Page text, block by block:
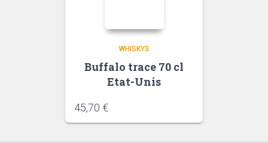
WHISKYS
Buffalo trace 70 cl
Etat-Unis
45,70 €